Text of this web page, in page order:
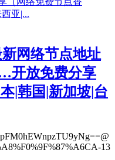
新网络节点地址
开放免费分享
|韩国|新加坡|台
13